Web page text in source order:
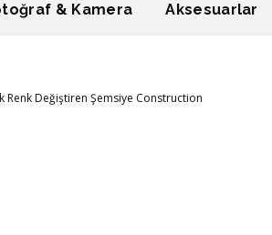
& Kamera Aksesuarlar